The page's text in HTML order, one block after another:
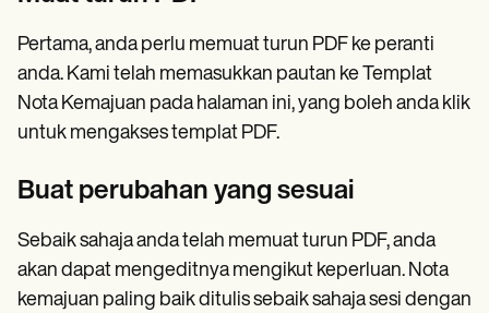
Pertama, anda perlu memuat turun PDF ke peranti
anda. Kami telah memasukkan pautan ke Templat
Nota Kemajuan pada halaman ini, yang boleh anda klik
untuk mengakses templat PDF.
Buat perubahan yang sesuai
Sebaik sahaja anda telah memuat turun PDF, anda
akan dapat mengeditnya mengikut keperluan. Nota
kemajuan paling baik ditulis sebaik sahaja sesi dengan